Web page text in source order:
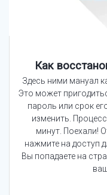
Как
Здесь ними мануал
Это может
пароль или срок
изменить.
минут. Поехали!
нажмите на доступ
Вы попадаете на